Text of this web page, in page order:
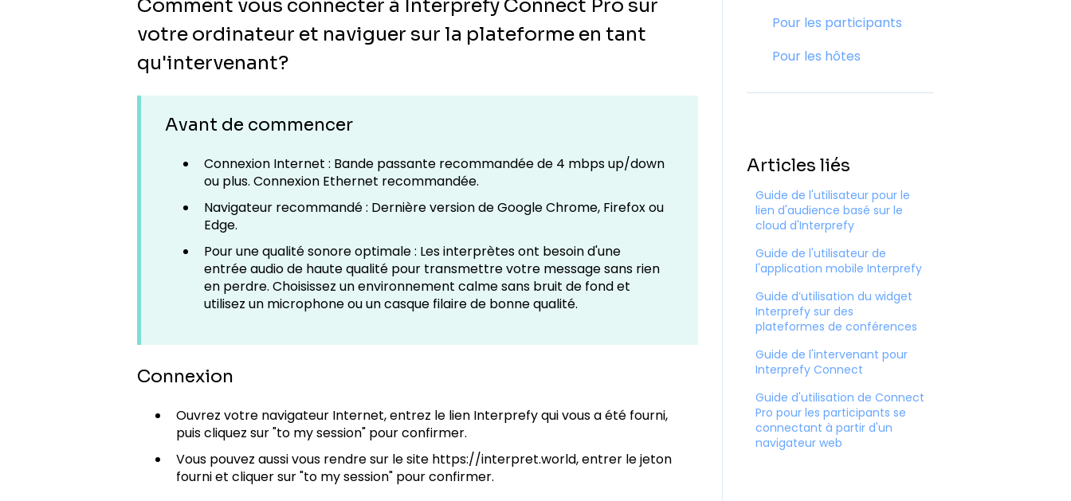
Comment vous connecter à Interprefy Connect Pro sur
votre ordinateur et naviguer sur la plateforme en tant
qu'intervenant?
Avant de commencer
Connexion Internet : Bande passante recommandée de 4 mbps up/down
ou plus. Connexion Ethernet recommandée.
Navigateur recommandé : Dernière version de Google Chrome, Firefox ou
Edge.
Pour une qualité sonore optimale : Les interprètes ont besoin d'une
entrée audio de haute qualité pour transmettre votre message sans rien
en perdre. Choisissez un environnement calme sans bruit de fond et
utilisez un microphone ou un casque filaire de bonne qualité.
Connexion
Ouvrez votre navigateur Internet, entrez le lien Interprefy qui vous a été fourni,
puis cliquez sur "to my session" pour confirmer.
Vous pouvez aussi vous rendre sur le site https://interpret.world, entrer le jeton
fourni et cliquer sur "to my session" pour confirmer.
Pour les participants
Pour les hôtes
Articles liés
Guide de l'utilisateur pour le
lien d'audience basé sur le
cloud d'Interprefy
Guide de l'utilisateur de
l'application mobile Interprefy
Guide d’utilisation du widget
Interprefy sur des
plateformes de conférences
Guide de l'intervenant pour
Interprefy Connect
Guide d'utilisation de Connect
Pro pour les participants se
connectant à partir d'un
navigateur web